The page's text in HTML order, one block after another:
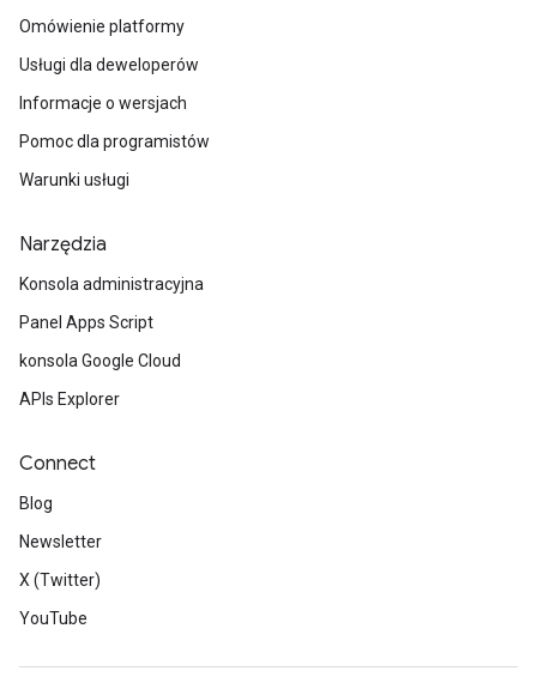
Omówienie platformy
Usługi dla deweloperów
Informacje o wersjach
Pomoc dla programistów
Warunki usługi
Narzędzia
Konsola administracyjna
Panel Apps Script
konsola Google Cloud
APIs Explorer
Connect
Blog
Newsletter
X (Twitter)
YouTube